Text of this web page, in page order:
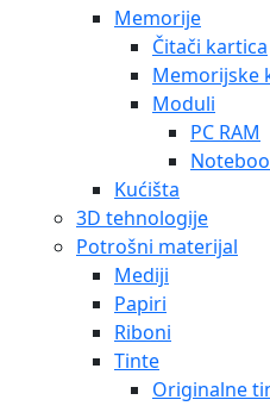
Memorije
Čitači kartica
Memorijske
Moduli
PC RAM
Kućišta
3D tehnologije
Potrošni materijal
Mediji
Papiri
Riboni
Tinte
Originalne